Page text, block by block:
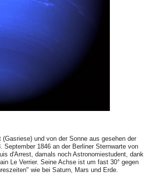
und von der Sonne aus gesehen der
1846 an der Berliner Sternwarte von
d'Arrest, damals noch Astronomiestudent, dank
Le Verrier. Seine Achse ist um fast 30° gegen
wie bei Saturn, Mars und Erde.